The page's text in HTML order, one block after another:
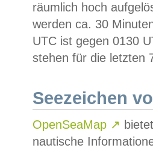
räumlich hoch
werden ca. 30
UTC ist gegen 0130
stehen für die letzten
Seezeichen
OpenSeaMap ↗
nautische